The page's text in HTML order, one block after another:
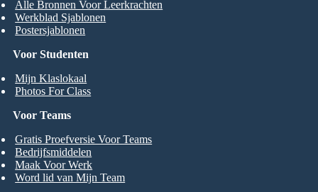
Voor Studenten
Mijn Klaslokaal
Photos For Class
Alle Bronnen Voor Leerkrachten
Werkblad Sjablonen
Postersjablonen
Voor Teams
Gratis Proefversie Voor Teams
Bedrijfsmiddelen
Maak Voor Werk
Word lid van Mijn Team